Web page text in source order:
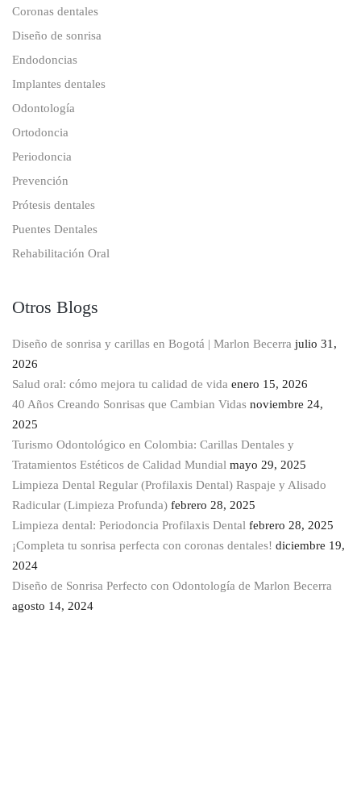
Coronas dentales
Diseño de sonrisa
Endodoncias
Implantes dentales
Odontología
Ortodoncia
Periodoncia
Prevención
Prótesis dentales
Puentes Dentales
Rehabilitación Oral
Otros Blogs
Diseño de sonrisa y carillas en Bogotá | Marlon Becerra julio 31,
2026
Salud oral: cómo mejora tu calidad de vida enero 15, 2026
40 Años Creando Sonrisas que Cambian Vidas noviembre 24,
2025
Turismo Odontológico en Colombia: Carillas Dentales y
Tratamientos Estéticos de Calidad Mundial mayo 29, 2025
Limpieza Dental Regular (Profilaxis Dental) Raspaje y Alisado
Radicular (Limpieza Profunda) febrero 28, 2025
Limpieza dental: Periodoncia Profilaxis Dental febrero 28, 2025
¡Completa tu sonrisa perfecta con coronas dentales! diciembre 19,
2024
Diseño de Sonrisa Perfecto con Odontología de Marlon Becerra
agosto 14, 2024